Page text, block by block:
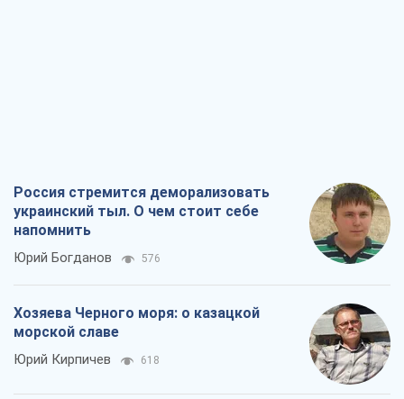
Россия стремится деморализовать
украинский тыл. О чем стоит себе
напомнить
Юрий Богданов 576
Хозяева Черного моря: о казацкой
морской славе
Юрий Кирпичев 618